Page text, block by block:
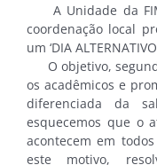
A Unidade da
coordenação local
um ‘DIA
O objetivo,
os acadêmicos e
diferenciada da
esquecemos que o
acontecem em
este motivo,